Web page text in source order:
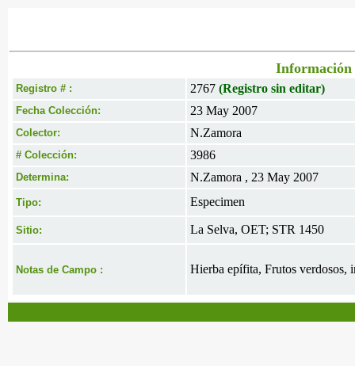
Información
Registro # : 2767 (Registro sin editar)
Fecha Colección: 23 May 2007
Colector: N.Zamora
# Colección: 3986
Determina: N.Zamora , 23 May 2007
Tipo: Especimen
Sitio: La Selva, OET; STR 1450
Notas de Campo : Hierba epífita, Frutos verdosos,